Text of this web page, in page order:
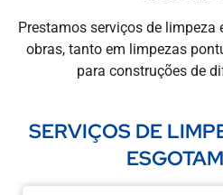
Prestamos serviços de limpeza
obras, tanto em limpezas
para construções de
SERVIÇOS DE